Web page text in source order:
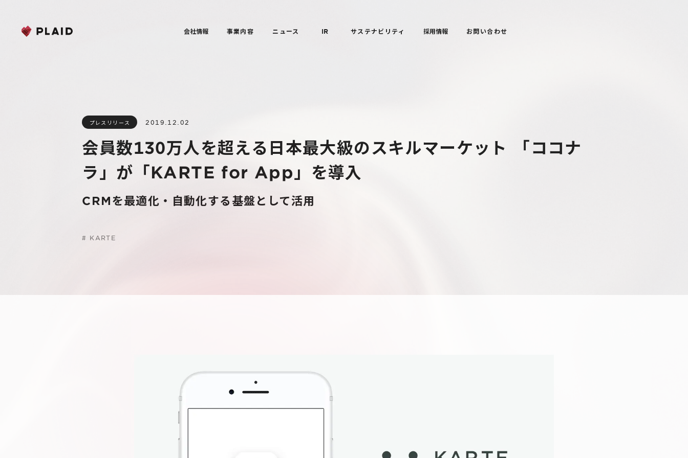
会社情報 事業内容 ニュース IR サステナビリティ 採用情報 お問い合わせ
プレスリリース 2019.12.02
会員数130万人を超える日本最大級のスキルマーケット 「ココナ
ラ」が「KARTE for App」を導入
CRMを最適化・自動化する基盤として活用
# KARTE